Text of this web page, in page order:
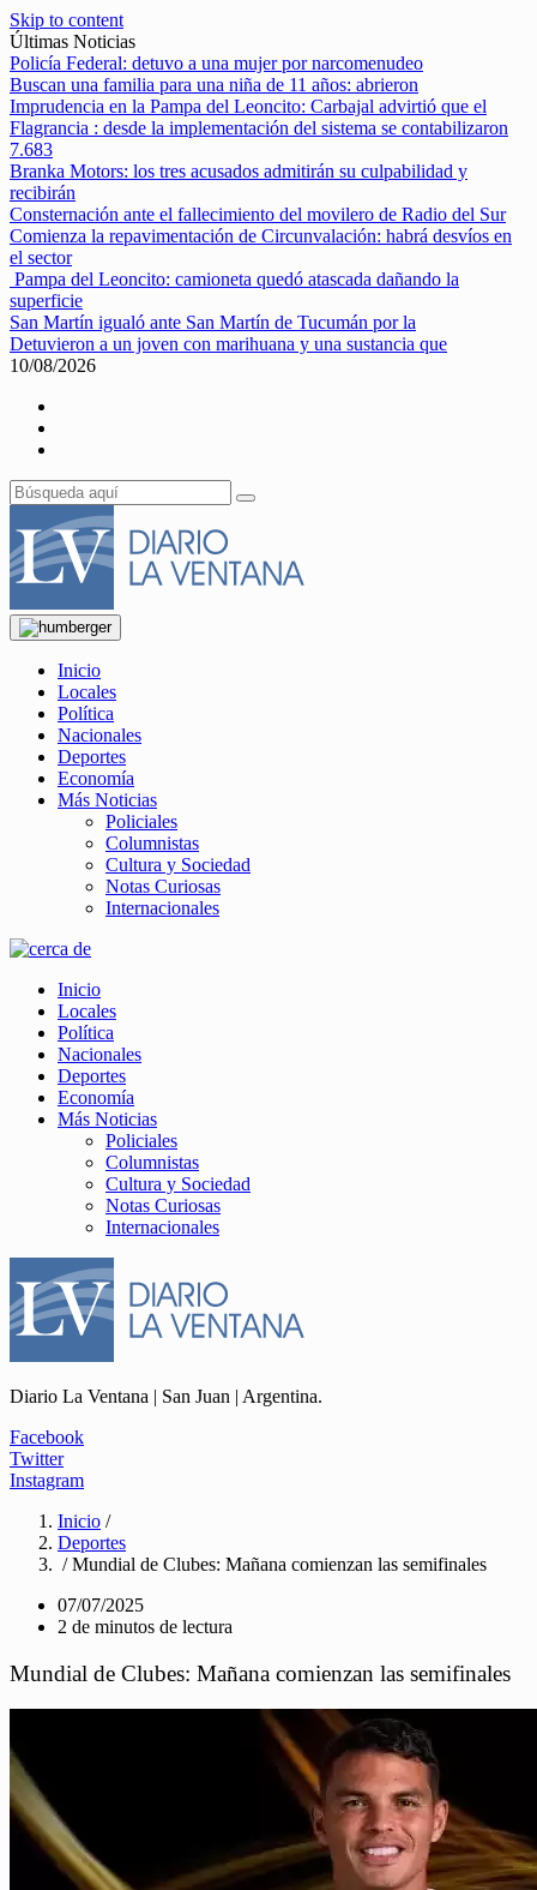
Skip to content
Últimas Noticias
Policía Federal: detuvo a una mujer por narcomenudeo
Buscan una familia para una niña de 11 años: abrieron
Imprudencia en la Pampa del Leoncito: Carbajal advirtió que el
Flagrancia : desde la implementación del sistema se contabilizaron
7.683
Branka Motors: los tres acusados admitirán su culpabilidad y
recibirán
Consternación ante el fallecimiento del movilero de Radio del Sur
Comienza la repavimentación de Circunvalación: habrá desvíos en
el sector
Pampa del Leoncito: camioneta quedó atascada dañando la
superficie
San Martín igualó ante San Martín de Tucumán por la
Detuvieron a un joven con marihuana y una sustancia que
10/08/2026
Inicio
Locales
Política
Nacionales
Deportes
Economía
Más Noticias
Policiales
Columnistas
Cultura y Sociedad
Notas Curiosas
Internacionales
Inicio
Locales
Política
Nacionales
Deportes
Economía
Más Noticias
Policiales
Columnistas
Cultura y Sociedad
Notas Curiosas
Internacionales
Diario La Ventana | San Juan | Argentina.
Facebook
Twitter
Instagram
Inicio /
Deportes
/ Mundial de Clubes: Mañana comienzan las semifinales
07/07/2025
2 de minutos de lectura
Mundial de Clubes: Mañana comienzan las semifinales